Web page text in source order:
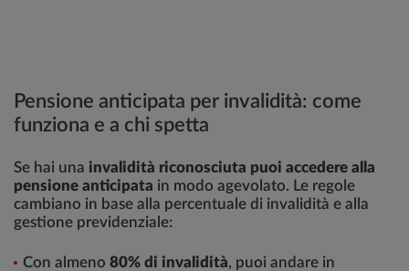
Pensione anticipata per invalidità: come
funziona e a chi spetta
Se hai una invalidità riconosciuta puoi accedere alla
pensione anticipata in modo agevolato. Le regole
cambiano in base alla percentuale di invalidità e alla
gestione previdenziale:
Con almeno 80% di invalidità, puoi andare in